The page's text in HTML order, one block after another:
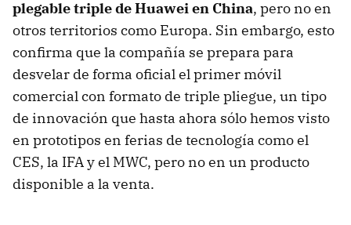
plegable triple de Huawei en China, pero no en
otros territorios como Europa. Sin embargo, esto
confirma que la compañía se prepara para
desvelar de forma oficial el primer móvil
comercial con formato de triple pliegue, un tipo
de innovación que hasta ahora sólo hemos visto
en prototipos en ferias de tecnología como el
CES, la IFA y el MWC, pero no en un producto
disponible a la venta.